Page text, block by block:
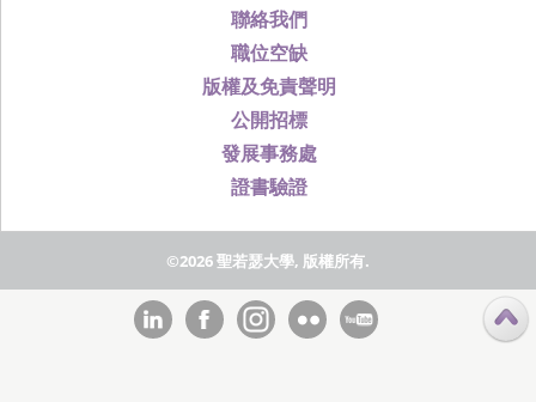
聯絡我們
職位空缺
版權及免責聲明
公開招標
發展事務處
證書驗證
©2026 聖若瑟大學, 版權所有.